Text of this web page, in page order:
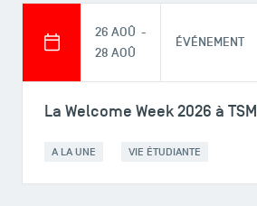
26 AOÛ -
28 AOÛ
ÉVÉNEMENT
La Welcome Week 2026 à TSM
A LA UNE VIE ÉTUDIANTE